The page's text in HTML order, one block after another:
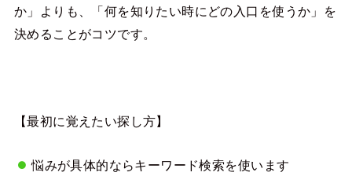
か」よりも、「何を知りたい時にどの入口を使うか」を
決めることがコツです。
【最初に覚えたい探し方】
悩みが具体的ならキーワード検索を使います